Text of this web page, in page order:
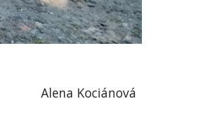
Alena Kociánová